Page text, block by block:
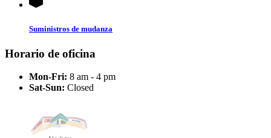
Suministros de mudanza
Horario de oficina
Mon-Fri: 8 am - 4 pm
Sat-Sun: Closed